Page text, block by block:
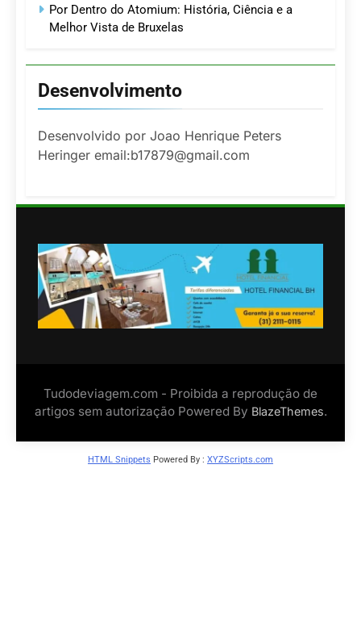
Por Dentro do Atomium: História, Ciência e a
Melhor Vista de Bruxelas
Desenvolvimento
Desenvolvido por Joao Henrique Peters
Heringer email:b17879@gmail.com
Tudodeviagem.com - Proibida a reprodução de
artigos sem autorização Powered By BlazeThemes.
HTML Snippets Powered By : XYZScripts.com